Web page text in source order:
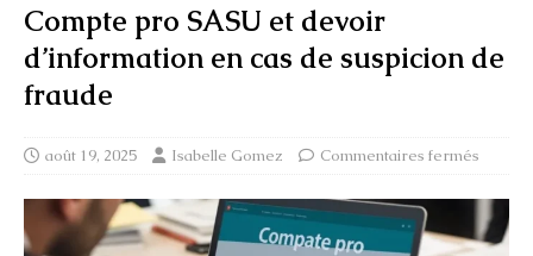
Compte pro SASU et devoir
d’information en cas de suspicion de
fraude
août 19, 2025 Isabelle Gomez Commentaires fermés